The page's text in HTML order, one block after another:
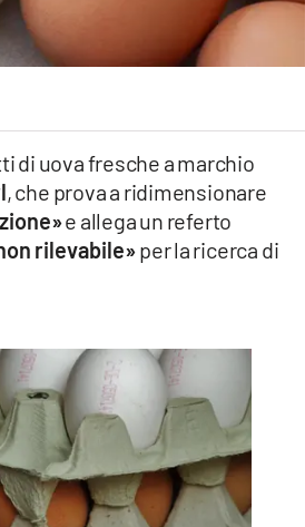
di uova fresche a marchio
, che prova a ridimensionare
e allega un referto
rilevabile»per la ricerca di